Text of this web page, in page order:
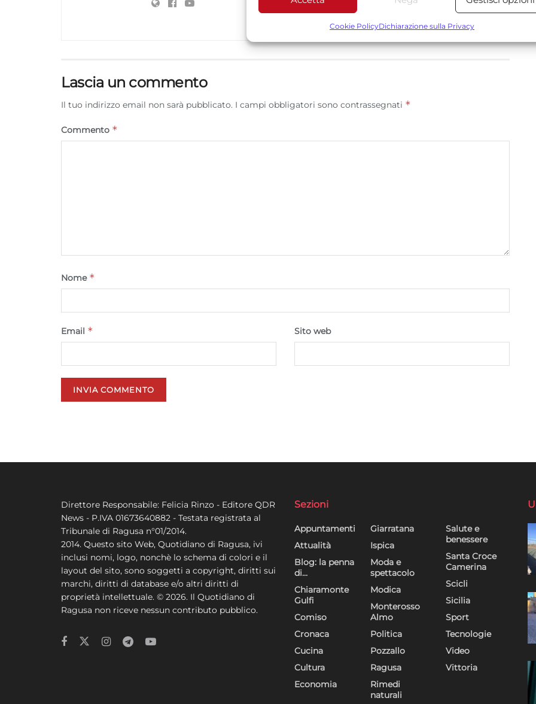
Funzionalità Sempre
Abbinare e combinare dati provenienti da altre fonti di dati,
correggere errori, Erogare e presentare
Cookie PolicyDichiarazione sulla Privacy
Lascia un commento
Il tuo indirizzo email non sarà pubblicato. I campi obbligatori sono contrassegnati *
Commento *
Nome *
Email * Sito web
Direttore Responsabile: Felicia Rinzo - Editore QDR
News - P.IVA 01673640882 - Testata registrata al
Tribunale di Ragusa n°01/2014.
2014. Questo sito Web, Quotidiano di Ragusa, ivi
inclusi nomi, logo, nonchè lo schema di colori e il
layout del sito, sono soggetti a copyright, diritti sui
marchi, diritti di database e/o altri diritti di
proprietà intellettuale. © 2026. Il Quotidiano di
Ragusa non riceve nessun contributo pubblico.
Sezioni
Appuntamenti
Attualità
Blog: la penna
di…
Chiaramonte
Gulfi
Comiso
Cronaca
Cucina
Cultura
Economia
Giarratana
Ispica
Moda e
spettacolo
Modica
Monterosso
Almo
Politica
Pozzallo
Ragusa
Rimedi
naturali
Salute e
benessere
Santa Croce
Camerina
Scicli
Sicilia
Sport
Tecnologie
Video
Vittoria